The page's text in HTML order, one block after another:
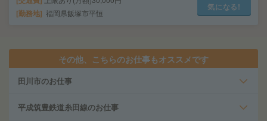
勤務地 福岡県飯塚市平恒
気になる!
その他、こちらのお仕事もオススメです
田川市のお仕事
平成筑豊鉄道糸田線のお仕事